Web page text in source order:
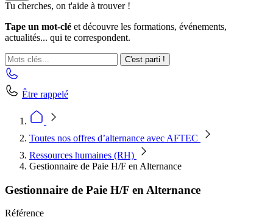
Tu cherches, on t'aide à trouver !
Tape un mot-clé et découvre les formations, événements,
actualités... qui te correspondent.
C'est parti !
Être rappelé
Toutes nos offres d’alternance avec AFTEC
Ressources humaines (RH)
Gestionnaire de Paie H/F en Alternance
Gestionnaire de Paie H/F en Alternance
Référence